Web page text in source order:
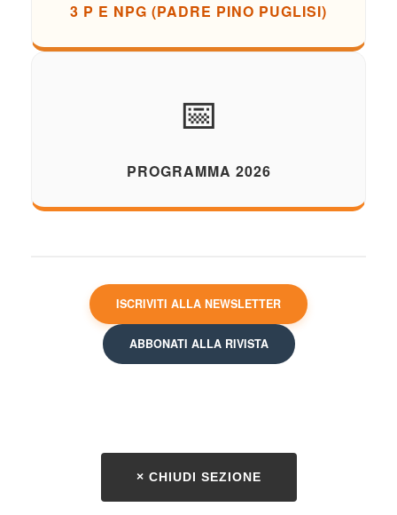
3 P E NPG (PADRE PINO PUGLISI)
📅
PROGRAMMA 2026
ISCRIVITI ALLA NEWSLETTER
ABBONATI ALLA RIVISTA
× CHIUDI SEZIONE